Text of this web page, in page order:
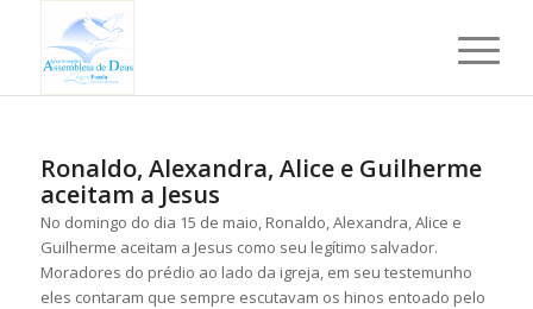
Ronaldo, Alexandra, Alice e Guilherme
aceitam a Jesus
No domingo do dia 15 de maio, Ronaldo, Alexandra, Alice e
Guilherme aceitam a Jesus como seu legítimo salvador.
Moradores do prédio ao lado da igreja, em seu testemunho
eles contaram que sempre escutavam os hinos entoado pelo